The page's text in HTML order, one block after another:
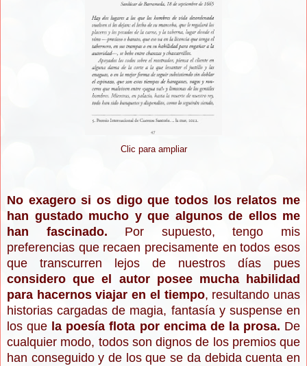
Clic para ampliar
No exagero si os digo que todos los relatos me
han gustado mucho y que algunos de ellos me
han fascinado. Por supuesto, tengo mis
preferencias que recaen precisamente en todos esos
que transcurren lejos de nuestros días pues
considero que el autor posee mucha habilidad
para hacernos viajar en el tiempo, resultando unas
historias cargadas de magia, fantasía y suspense en
los que la poesía flota por encima de la prosa. De
cualquier modo, todos son dignos de los premios que
han conseguido y de los que se da debida cuenta en